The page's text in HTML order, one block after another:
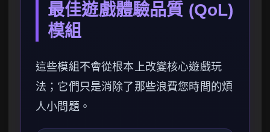
最佳遊戲體驗品質 (QoL)
模組
這些模組不會從根本上改變核心遊戲玩
法；它們只是消除了那些浪費您時間的煩
人小問題。